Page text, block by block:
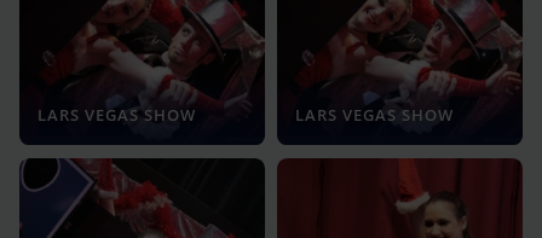
LARS VEGAS SHOW LARS VEGAS SHOW